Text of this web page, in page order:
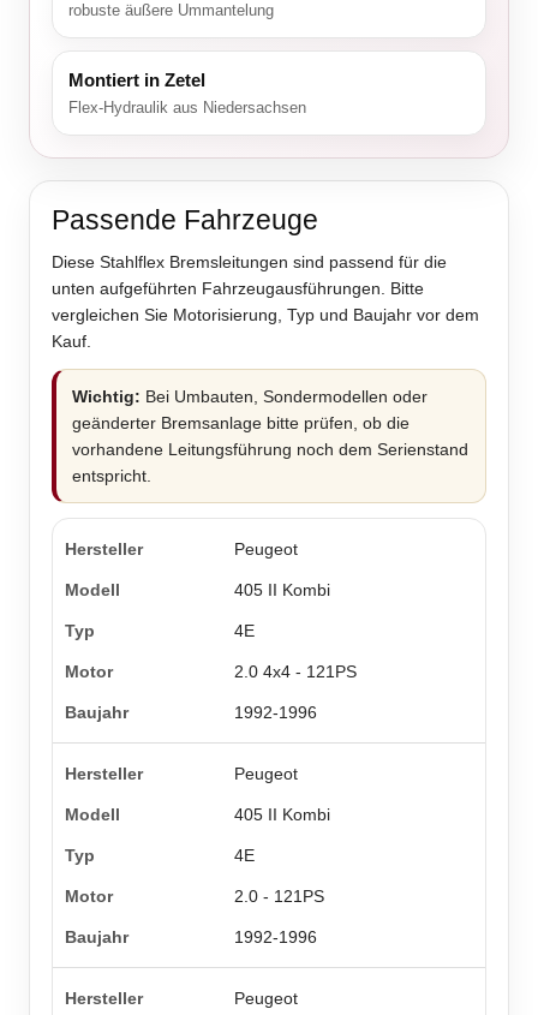
robuste äußere Ummantelung
Montiert in Zetel
Flex-Hydraulik aus Niedersachsen
Passende Fahrzeuge
Diese Stahlflex Bremsleitungen sind passend für die
unten aufgeführten Fahrzeugausführungen. Bitte
vergleichen Sie Motorisierung, Typ und Baujahr vor dem
Kauf.
Wichtig: Bei Umbauten, Sondermodellen oder
geänderter Bremsanlage bitte prüfen, ob die
vorhandene Leitungsführung noch dem Serienstand
entspricht.
Peugeot
405 II Kombi
4E
2.0 4x4 - 121PS
1992-1996
Peugeot
405 II Kombi
4E
2.0 - 121PS
1992-1996
Peugeot